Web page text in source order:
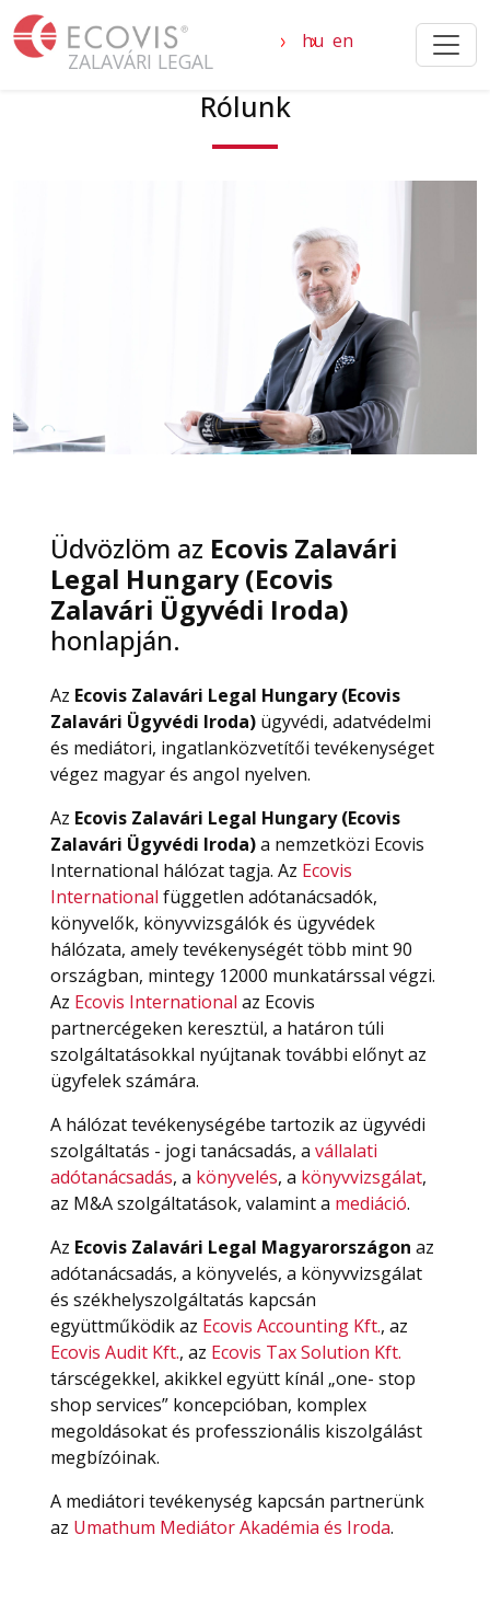
Ugrás a tartalomra
ZALAVÁRI LEGAL
hu en
Rólunk
Üdvözlöm az Ecovis Zalavári
Legal Hungary (Ecovis
Zalavári Ügyvédi Iroda)
honlapján.
Az Ecovis Zalavári Legal Hungary (Ecovis
Zalavári Ügyvédi Iroda)ügyvédi, adatvédelmi
és mediátori, ingatlanközvetítői tevékenységet
végez magyar és angol nyelven.
Az Ecovis Zalavári Legal Hungary (Ecovis
Zalavári Ügyvédi Iroda)a nemzetközi Ecovis
International hálózat tagja. Az Ecovis
International független adótanácsadók,
könyvelők, könyvvizsgálók és ügyvédek
hálózata, amely tevékenységét több mint 90
országban, mintegy 12000 munkatárssal végzi.
Az Ecovis International az Ecovis
partnercégeken keresztül, a határon túli
szolgáltatásokkal nyújtanak további előnyt az
ügyfelek számára.
A hálózat tevékenységébe tartozik az ügyvédi
szolgáltatás - jogi tanácsadás, a vállalati
adótanácsadás, a könyvelés, a könyvvizsgálat,
az M&A szolgáltatások, valamint a mediáció.
Az Ecovis Zalavári Legal Magyarországon az
adótanácsadás, a könyvelés, a könyvvizsgálat
és székhelyszolgáltatás kapcsán
együttműködik az Ecovis Accounting Kft., az
Ecovis Audit Kft., az Ecovis Tax Solution Kft.
társcégekkel, akikkel együtt kínál „one- stop
shop services” koncepcióban, komplex
megoldásokat és professzionális kiszolgálást
megbízóinak.
A mediátori tevékenység kapcsán partnerünk
az Umathum Mediátor Akadémia és Iroda.